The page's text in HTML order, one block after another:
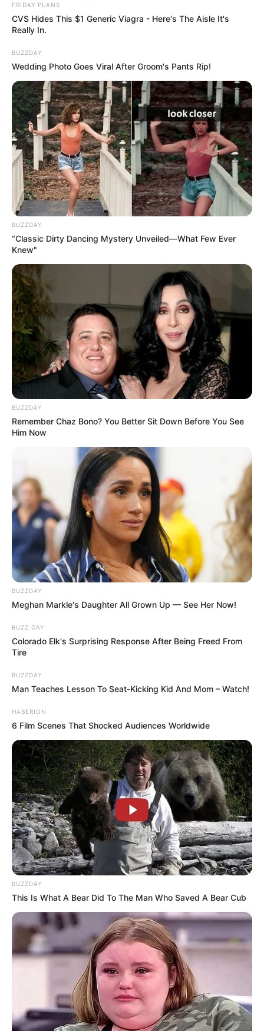
FRIDAY PLANS
CVS Hides This $1 Generic Viagra - Here's The Aisle It's
Really In.
BUZZDAY
Wedding Photo Goes Viral After Groom's Pants Rip!
BUZZDAY
“Classic Dirty Dancing Mystery Unveiled—What Few Ever
Knew"
BUZZDAY
Remember Chaz Bono? You Better Sit Down Before You See
Him Now
BUZZDAY
Meghan Markle's Daughter All Grown Up — See Her Now!
BUZZ DAY
Colorado Elk's Surprising Response After Being Freed From
Tire
BUZZDAY
Man Teaches Lesson To Seat-Kicking Kid And Mom – Watch!
HABERION
6 Film Scenes That Shocked Audiences Worldwide
BUZZDAY
This Is What A Bear Did To The Man Who Saved A Bear Cub